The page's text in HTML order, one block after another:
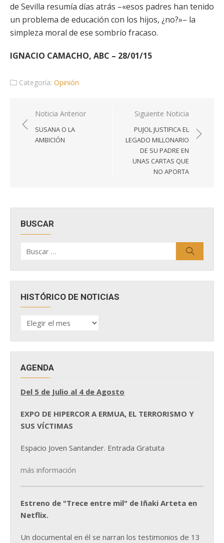
de Sevilla resumía días atrás –«esos padres han tenido
un problema de educación con los hijos, ¿no?»– la
simpleza moral de ese sombrío fracaso.
IGNACIO CAMACHO, ABC – 28/01/15
Categoría: Opinión
Navegación
de
entradas
Noticia Anterior
SUSANA O LA
AMBICIÓN
Siguiente Noticia
PUJOL JUSTIFICA EL
LEGADO MILLONARIO
DE SU PADRE EN
UNAS CARTAS QUE
NO APORTA
BUSCAR
por:
HISTÓRICO DE NOTICIAS
HISTÓRICO
DE
AGENDA
Del 5 de Julio al 4 de Agosto
EXPO DE HIPERCOR A ERMUA, EL TERRORISMO Y
SUS VÍCTIMAS
Espacio Joven Santander. Entrada Gratuita
más información
Estreno de "Trece entre mil" de Iñaki Arteta en
Netflix.
Un documental en él se narran los testimonios de 13